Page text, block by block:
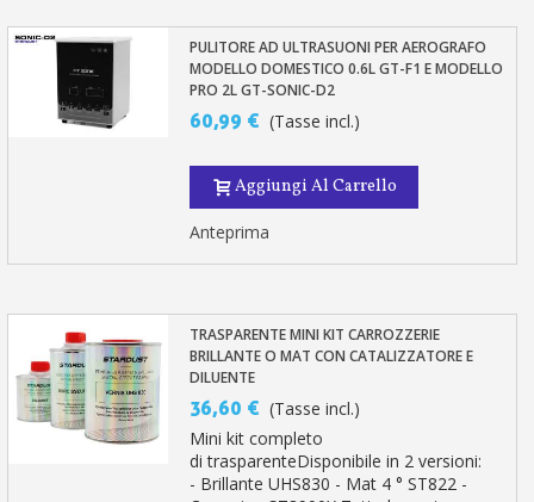
PULITORE AD ULTRASUONI PER AEROGRAFO
MODELLO DOMESTICO 0.6L GT-F1 E MODELLO
PRO 2L GT-SONIC-D2
60,99 € (Tasse incl.)
Aggiungi Al Carrello
Anteprima
TRASPARENTE MINI KIT CARROZZERIE
BRILLANTE O MAT CON CATALIZZATORE E
DILUENTE
36,60 € (Tasse incl.)
Mini kit completo
di trasparenteDisponibile in 2 versioni:
- Brillante UHS830 - Mat 4 ° ST822 -